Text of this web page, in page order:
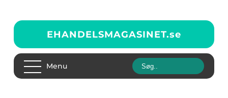
EHANDELSMAGASINET.se
Menu